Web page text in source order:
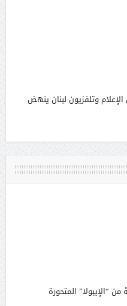
وتلفزيون لبنان ينهض
“الإيبولا” المتحورة